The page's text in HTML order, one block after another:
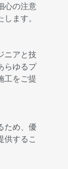
心の注意
ます。
ニアと技
らゆるプ
工をご提
ため、優
供するこ